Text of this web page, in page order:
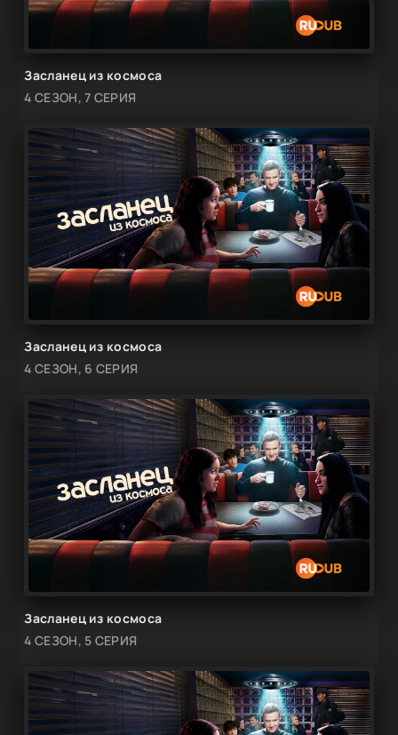
Засланец из космоса
4 СЕЗОН, 7 СЕРИЯ
Засланец из космоса
4 СЕЗОН, 6 СЕРИЯ
Засланец из космоса
4 СЕЗОН, 5 СЕРИЯ